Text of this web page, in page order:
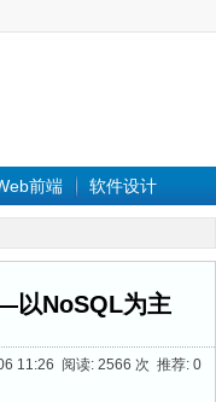
前端 软件设计
以NoSQL为主
11:26 阅读: 2566 次 推荐: 0